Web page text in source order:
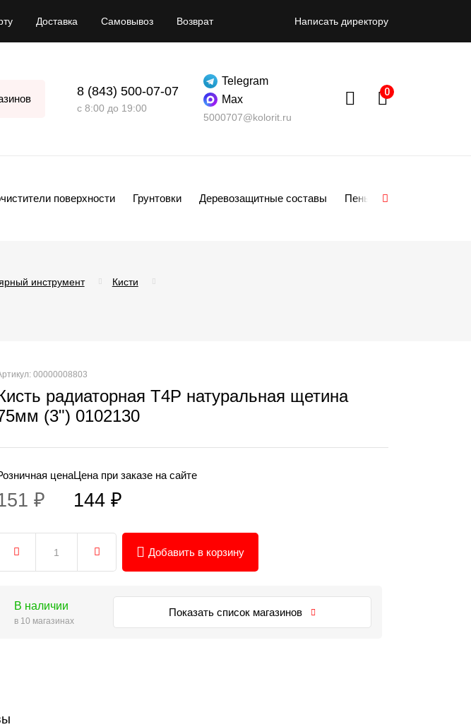
Доставка Самовывоз Возврат Написать директору
8 (843) 500-07-07
с 8:00 до 19:00
Telegram
Max
5000707@kolorit.ru
поверхности Грунтовки Деревозащитные составы Пены
инструмент
Кисти
00000008803
радиаторная T4P натуральная щетина
(3") 0102130
цена
₽
Цена при заказе на сайте
144 ₽
Добавить в корзину
В наличии
в 10 магазинах
Показать список магазинов